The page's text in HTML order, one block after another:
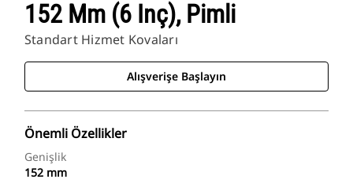
152 Mm (6 Inç), Pimli
Standart Hizmet Kovaları
Alışverişe Başlayın
Önemli Özellikler
Genişlik
152 mm